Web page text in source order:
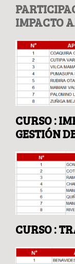
IMPACTO
CURSO :
GESTIÓN
CURSO :